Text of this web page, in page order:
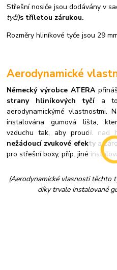
Střešní nosiče jsou dodávány v
tyčí)s tříletou zárukou.
Rozměry hliníkové tyče jsou 29
Aerodynamické
Německý výrobce ATERA
strany hliníkových tyčí a
aerodynamickýmé vlastnostmi.
instalována gumová lišta,
vzduchu tak, aby proudil nad
nežádoucí zvukové efektya
pro střešní boxy, příp. jiné
(Aerodynamické vlasnosti těchto
díky trvale instalované